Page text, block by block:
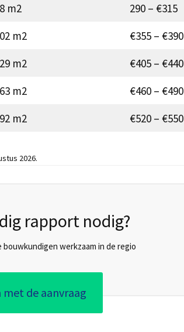
m2
290 – €315
m2
€355 – €390
m2
€405 – €440
m2
€460 – €490
m2 €520 – €550
2026.
rapport nodig?
werkzaam in de regio
met de aanvraag